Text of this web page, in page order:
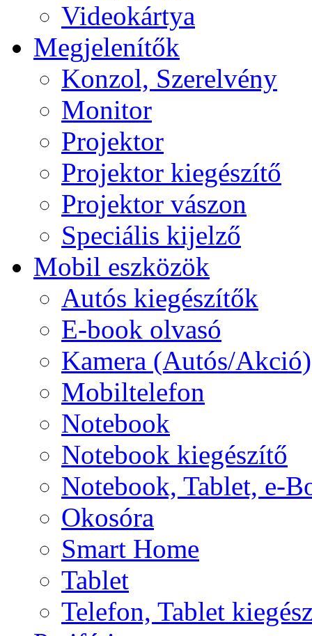
Videokártya
Megjelenítők
Konzol, Szerelvény
Monitor
Projektor
Projektor kiegészítő
Projektor vászon
Speciális kijelző
Mobil eszközök
Autós kiegészítők
E-book olvasó
Kamera (Autós/Akció)
Mobiltelefon
Notebook
Notebook kiegészítő
Notebook, Tablet, e-
Okosóra
Smart Home
Tablet
Telefon, Tablet